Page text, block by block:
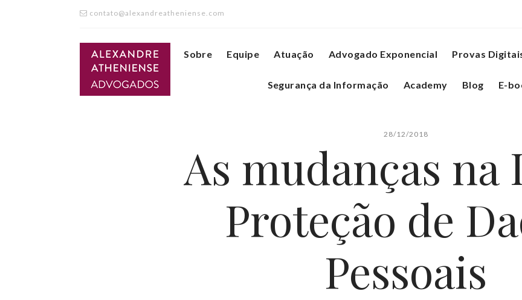
contato@alexandreatheniense.com
Sobre Equipe Atuação Advogado Exponencial Provas
Segurança da Informação Academy Blog E-
28/12/2018
As mudanças na
Proteção de
Pessoais